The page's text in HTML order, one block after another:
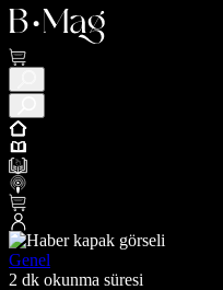
Genel
2 dk okunma süresi